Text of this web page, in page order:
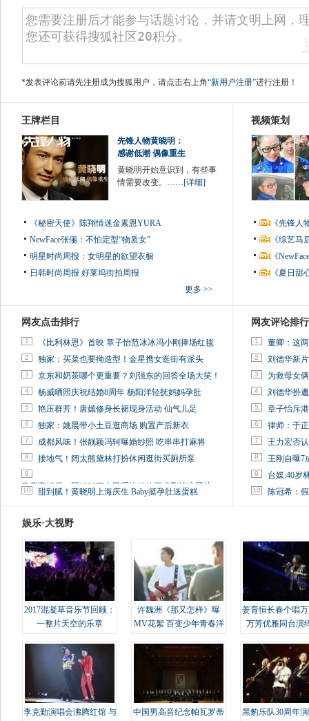
*发表评论前请先注册成为搜狐用户，请点击右上角“新用户注册”进行注册！
王牌栏目
先锋人物黄晓明：
感谢低潮 偶像重生
黄晓明开始意识到，有些事
情需要改变。……[详细]
《秘密天使》陈翔情迷金素恩YURA
NewFace张俪：不怕定型“物质女”
明星时尚周报：女明星的欲望衣橱
日韩时尚周报 好莱坞街拍周报
更多 >>
视频策划
《先锋
《综艺
《
《夏日
网友点击排行
1 《比利林恩》首映 章子怡范冰冰冯小刚捧场红毯
2 独家：买菜也要拗造型！金星携女逛街有派头
3 京东和奶茶哪个更重要？刘强东的回答全场大笑！
4 杨威晒照庆祝结婚8周年 杨阳洋轻抚妈妈孕肚
5 艳压群芳！唐嫣修身长裙现身活动 仙气儿足
6 独家：姚晨带小土豆逛商场 购置产后新衣
7 成都风味！张靓颖冯轲曝婚纱照 吃串串打麻将
8 接地气！阔太熊黛林打扮休闲逛街买厕所泵
9
马蓉离婚后，砸1000万人民币给媒体要求删掉这照片
10 甜到腻！黄晓明上海庆生 Baby挺孕肚送蛋糕
网友评论排行
1 董卿：这
2 刘德华新
3 为救母女
4 刘德华扮
5 章子怡斥
6 律师：于
7 王力宏否
8 王刚自曝7
9 台媒:40岁
10 陈冠希：
娱乐·大视野
2017混凝草音乐节回顾：
一整片天空的乐章
许魏洲《那又怎样》曝
MV花絮 百变少年青春洋
姜育恒长春个唱
万芳优雅同台演
李克勤演唱会沸腾红馆 与 中国男高音纪念帕瓦罗蒂 黑豹乐队30周年